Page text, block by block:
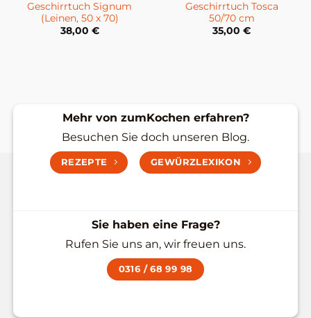
Geschirrtuch Signum
(Leinen, 50 x 70)
38,00 €
Geschirrtuch Tosca
50/70 cm
35,00 €
Mehr von zumKochen erfahren?
Besuchen Sie doch unseren Blog.
REZEPTE GEWÜRZLEXIKON
Sie haben eine Frage?
Rufen Sie uns an, wir freuen uns.
0316 / 68 99 98